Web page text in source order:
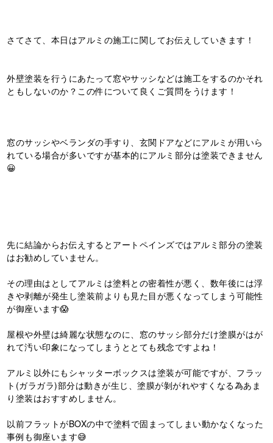
さてさて、本日はアルミの施工に関してお伝えしていきます！
外壁塗装を行うにあたって窓やサッシなどは施工をするのかそれ
ともしないのか？この件について良くご質問をうけます！
窓のサッシやベランダの手すり、玄関ドアなどにアルミが用いら
れている場合が多いですが基本的にアルミ部分は塗装できません
😀
先に結論からお伝えするとアートペインズではアルミ部分の塗装
はお勧めしていません。
その理由はとしてアルミは塗料との密着性が悪く、数年後には浮
きや剥離が発生し塗装前よりも見た目が悪くなってしまう可能性
が御座います😱
屋根や外壁は綺麗な状態なのに、窓のサッシ部分だけ塗膜がはが
れて汚い印象になってしまうととても残念ですよね！
アルミ以外にもシャッターボックスは塗装が可能ですが、フラッ
ト(ガラガラ)部分は動きが生じ、塗膜が剝がれやすくなる為あま
り塗装はおすすめしません。
以前フラットがBOXの中で塗料で固まってしまい動かなくなった
事例も御座います😅